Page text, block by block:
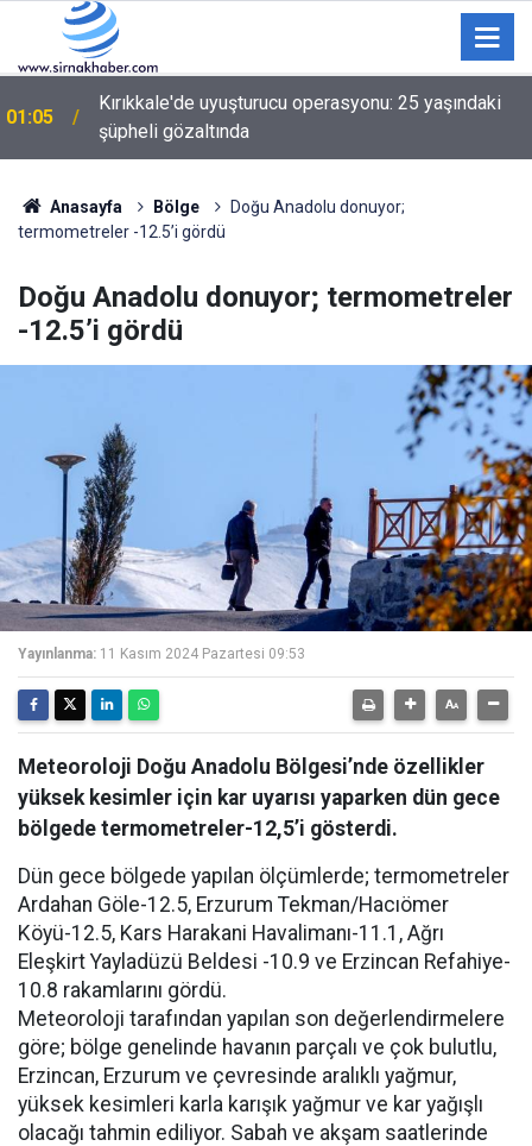
01:05
Kırıkkale'de uyuşturucu operasyonu: 25 yaşındaki
şüpheli gözaltında
Anasayfa Bölge
Doğu Anadolu donuyor;
termometreler -12.5’i gördü
Doğu Anadolu donuyor; termometreler
-12.5’i gördü
Yayınlanma: 11 Kasım 2024 Pazartesi 09:53
Meteoroloji Doğu Anadolu Bölgesi’nde özellikler
yüksek kesimler için kar uyarısı yaparken dün gece
bölgede termometreler-12,5’i gösterdi.
Dün gece bölgede yapılan ölçümlerde; termometreler
Ardahan Göle-12.5, Erzurum Tekman/Hacıömer
Köyü-12.5, Kars Harakani Havalimanı-11.1, Ağrı
Eleşkirt Yayladüzü Beldesi -10.9 ve Erzincan Refahiye-
10.8 rakamlarını gördü.
Meteoroloji tarafından yapılan son değerlendirmelere
göre; bölge genelinde havanın parçalı ve çok bulutlu,
Erzincan, Erzurum ve çevresinde aralıklı yağmur,
yüksek kesimleri karla karışık yağmur ve kar yağışlı
olacağı tahmin ediliyor. Sabah ve akşam saatlerinde